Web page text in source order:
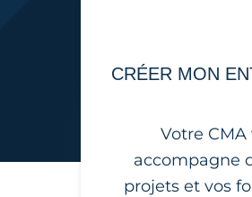
CRÉER MON
Votre CMA
accompagne
projets et vos